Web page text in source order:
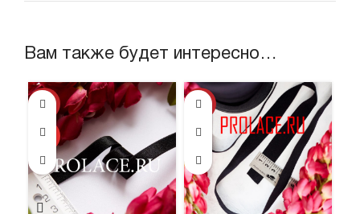
Вам также будет интересно…
ХИТ